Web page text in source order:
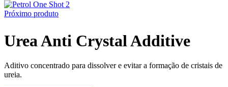
Próximo produto
Urea Anti Crystal Additive
Aditivo concentrado para dissolver e evitar a formação de cristais de
ureia.